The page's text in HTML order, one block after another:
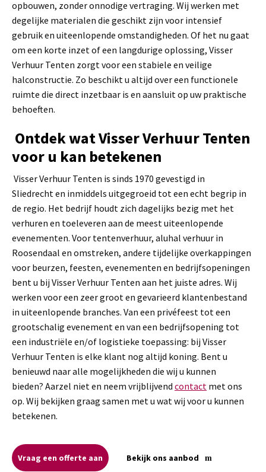
opbouwen, zonder onnodige vertraging. Wij werken met
degelijke materialen die geschikt zijn voor intensief
gebruik en uiteenlopende omstandigheden. Of het nu gaat
om een korte inzet of een langdurige oplossing, Visser
Verhuur Tenten zorgt voor een stabiele en veilige
halconstructie. Zo beschikt u altijd over een functionele
ruimte die direct inzetbaar is en aansluit op uw praktische
behoeften.
Ontdek wat Visser Verhuur Tenten
voor u kan betekenen
Visser Verhuur Tenten is sinds 1970 gevestigd in
Sliedrecht en inmiddels uitgegroeid tot een echt begrip in
de regio. Het bedrijf houdt zich dagelijks bezig met het
verhuren en toeleveren aan de meest uiteenlopende
evenementen. Voor tentenverhuur, aluhal verhuur in
Roosendaal en omstreken, andere tijdelijke overkappingen
voor beurzen, feesten, evenementen en bedrijfsopeningen
bent u bij Visser Verhuur Tenten aan het juiste adres. Wij
werken voor een zeer groot en gevarieerd klantenbestand
in uiteenlopende branches. Van een privéfeest tot een
grootschalig evenement en van een bedrijfsopening tot
een industriële en/of logistieke toepassing: bij Visser
Verhuur Tenten is elke klant nog altijd koning. Bent u
benieuwd naar alle mogelijkheden die wij u kunnen
bieden? Aarzel niet en neem vrijblijvend contact met ons
op. Wij bekijken graag samen met u wat wij voor u kunnen
betekenen.
Vraag een offerte aan Bekijk ons aanbod